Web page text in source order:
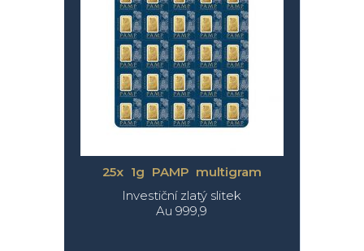
25x 1g PAMP multigram
Investiční zlatý slitek
Au 999,9